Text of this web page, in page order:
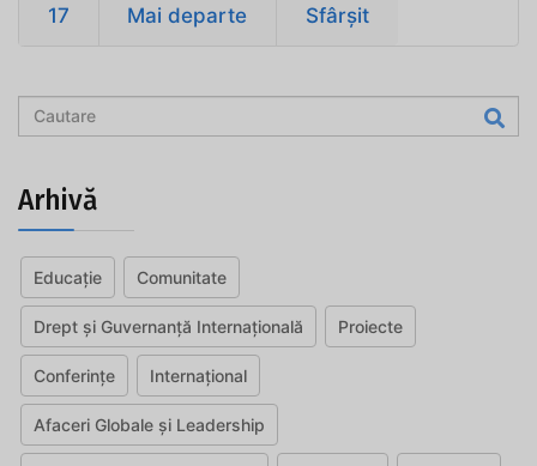
17 Mai departe Sfârșit
Arhivă
Educație Comunitate
Drept și Guvernanță Internațională Proiecte
Conferințe Internațional
Afaceri Globale și Leadership